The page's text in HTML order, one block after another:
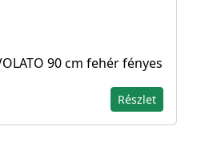
90 cm fehér fényes
Részlet